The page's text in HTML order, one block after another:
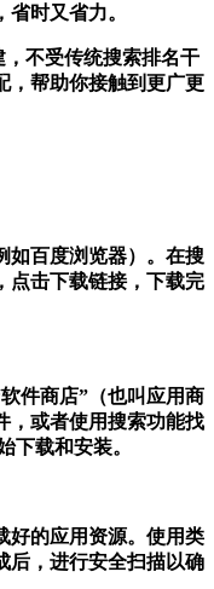
时又省力。
，不受传统搜索排名干
，帮助你接触到更广更
如百度浏览器）。在搜
点击下载链接，下载完
件商店”（也叫应用商
，或者使用搜索功能找
下载和安装。
好的应用资源。使用类
后，进行安全扫描以确